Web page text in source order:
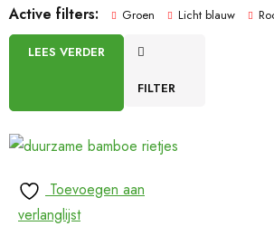
Active filters: Groen Licht blauw
FILTER
LEES VERDER
Toevoegen aan
verlanglijst